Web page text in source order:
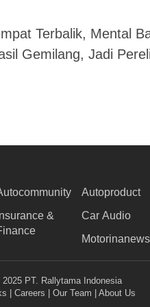
Terbalik, Mental
Gemilang, Jadi
Insurance &
Autoproduct
Car Audio
Motorinanews
PT. Rallytama Indonesia
Careers Our Team About Us